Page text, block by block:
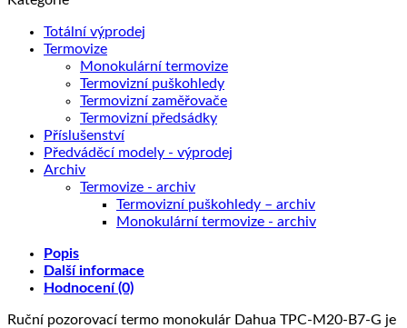
Totální výprodej
Termovize
Monokulární termovize
Termovizní puškohledy
Termovizní zaměřovače
Termovizní předsádky
Příslušenství
Předváděcí modely - výprodej
Archiv
Termovize - archiv
Termovizní puškohledy – archiv
Monokulární termovize - archiv
Popis
Další informace
Hodnocení (0)
Ruční pozorovací termo monokulár Dahua TPC-M20-B7-G je